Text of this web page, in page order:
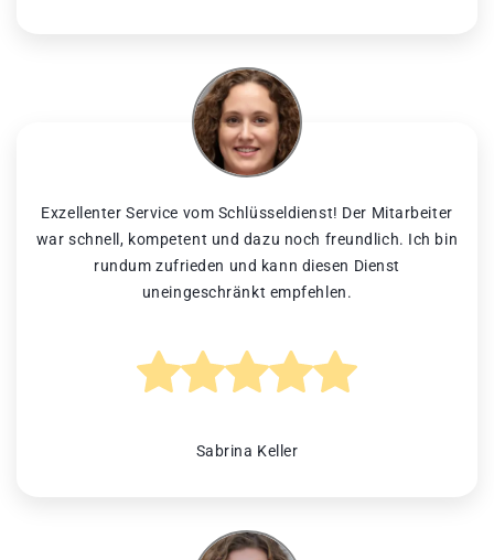
Exzellenter Service vom Schlüsseldienst! Der Mitarbeiter
war schnell, kompetent und dazu noch freundlich. Ich bin
rundum zufrieden und kann diesen Dienst
uneingeschränkt empfehlen.
Sabrina Keller